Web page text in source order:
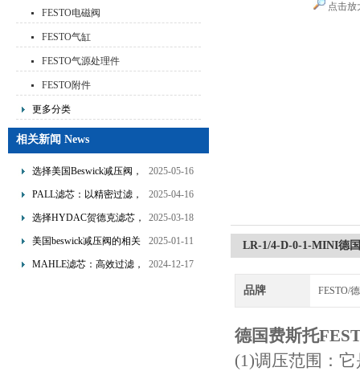
FESTO电磁阀
FESTO气缸
FESTO气源处理件
FESTO附件
更多分类
相关新闻 News
选择美国Beswick减压阀，
提升流体系统效率
2025-05-16
PALL滤芯：以精密过滤，
为工业流体筑起“隐形安全
2025-04-16
选择HYDAC贺德克滤芯，
享受精准过滤与稳定性能
2025-03-18
美国beswick减压阀的相关
知识
2025-01-11
MAHLE滤芯：高效过滤，
2024-12-17
点击放
LR-1/4-D-0-1-MINI德
品牌 FESTO/
德国费斯托
(1)调压范围：